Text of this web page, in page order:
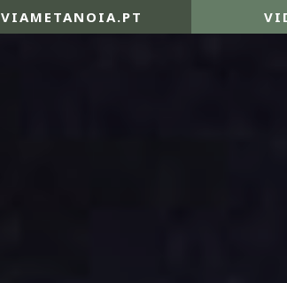
VIAMETANOIA.PT